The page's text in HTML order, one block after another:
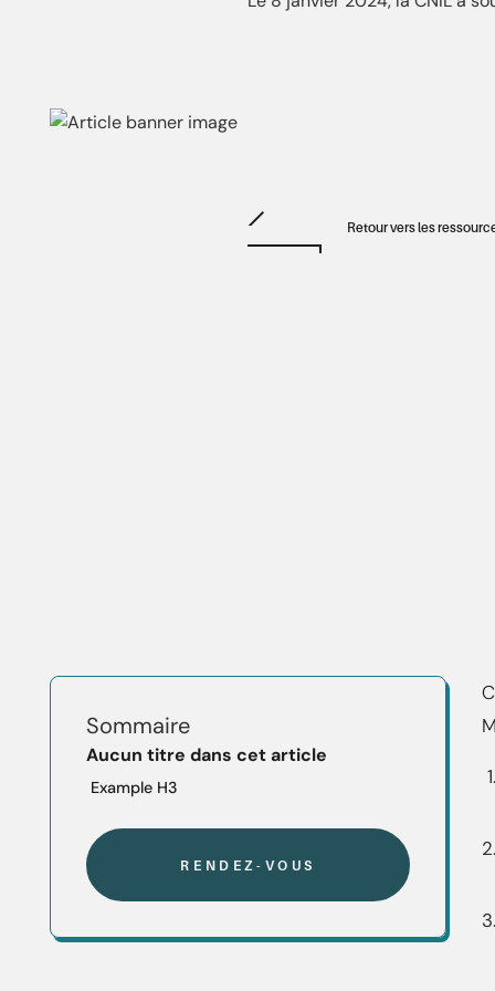
Retour vers les
Sommaire
Aucun titre dans cet article
Example H3
RENDEZ-VOUS